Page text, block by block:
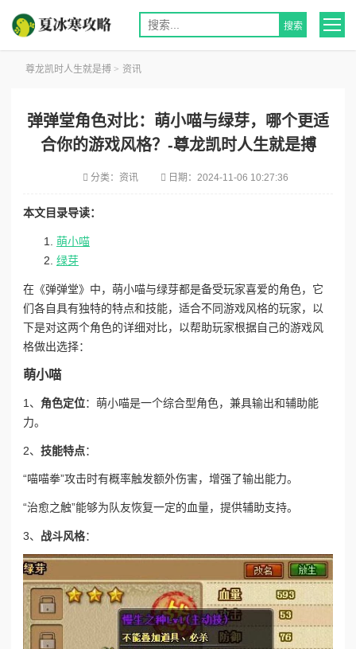
尊龙凯时人生就是搏 > 资讯
弹弹堂角色对比：萌小喵与绿芽，哪个更适
合你的游戏风格？-尊龙凯时人生就是搏
分类： 资讯 日期： 2024-11-06 10:27:36
本文目录导读：
萌小喵
绿芽
在《弹弹堂》中，萌小喵与绿芽都是备受玩家喜爱的角色，它
们各自具有独特的特点和技能，适合不同游戏风格的玩家，以
下是对这两个角色的详细对比，以帮助玩家根据自己的游戏风
格做出选择：
萌小喵
1、 角色定位：萌小喵是一个综合型角色，兼具输出和辅助能
力。
2、 技能特点：
“喵喵拳”攻击时有概率触发额外伤害，增强了输出能力。
“治愈之触”能够为队友恢复一定的血量，提供辅助支持。
3、 战斗风格：